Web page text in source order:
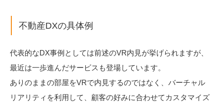
不動産DXの具体例
代表的なDX事例としては前述のVR内見が挙げられますが、
最近は一歩進んだサービスも登場しています。
ありのままの部屋をVRで内見するのではなく、バーチャル
リアリティを利用して、顧客の好みに合わせてカスタマイズ